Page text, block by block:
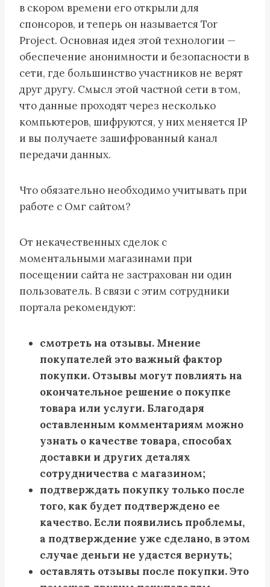
в скором времени его открыли для
спонсоров, и теперь он называется Tor
Project. Основная идея этой технологии —
обеспечение анонимности и безопасности в
сети, где большинство участников не верят
друг другу. Смысл этой частной сети в том,
что данные проходят через несколько
компьютеров, шифруются, у них меняется IP
и вы получаете зашифрованный канал
передачи данных.
Что обязательно необходимо учитывать при
работе с Омг сайтом?
От некачественных сделок с
моментальными магазинами при
посещении сайта не застрахован ни один
пользователь. В связи с этим сотрудники
портала рекомендуют:
смотреть на отзывы. Мнение
покупателей это важный фактор
покупки. Отзывы могут повлиять на
окончательное решение о покупке
товара или услуги. Благодаря
оставленным комментариям можно
узнать о качестве товара, способах
доставки и других деталях
сотрудничества с магазином;
подтверждать покупку только после
того, как будет подтверждено ее
качество. Если появились проблемы,
а подтверждение уже сделано, в этом
случае деньги не удастся вернуть;
оставлять отзывы после покупки. Это